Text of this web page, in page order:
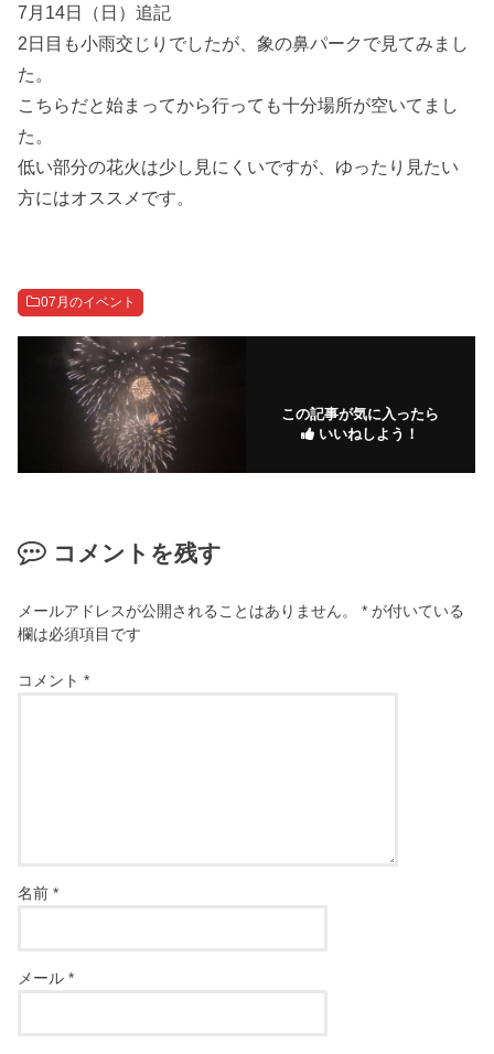
7月14日（日）追記
2日目も小雨交じりでしたが、象の鼻パークで見てみまし
た。
こちらだと始まってから行っても十分場所が空いてまし
た。
低い部分の花火は少し見にくいですが、ゆったり見たい
方にはオススメです。
07月のイベント
この記事が気に入ったら
いいねしよう！
コメントを残す
メールアドレスが公開されることはありません。 * が付いている
欄は必須項目です
コメント*
名前*
メール*